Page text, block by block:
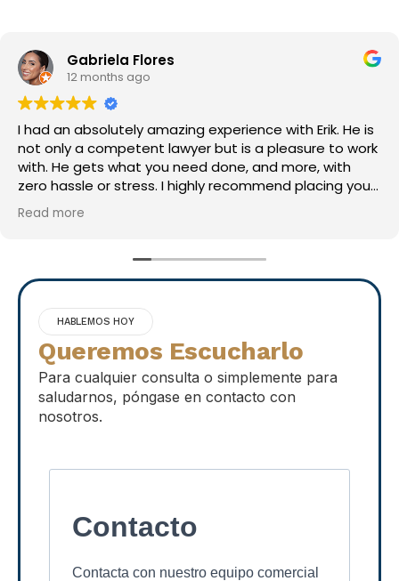
Mark S
1 year ago
Erik did a great job! Was easy to work with and very
thorough. Highly recommend!
HABLEMOS HOY
Queremos Escucharlo
Para cualquier consulta o simplemente para
saludarnos, póngase en contacto con
nosotros.
Contacto
Contacta con nuestro equipo comercial